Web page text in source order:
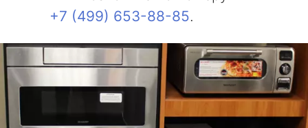
+7 (499) 653-88-85.